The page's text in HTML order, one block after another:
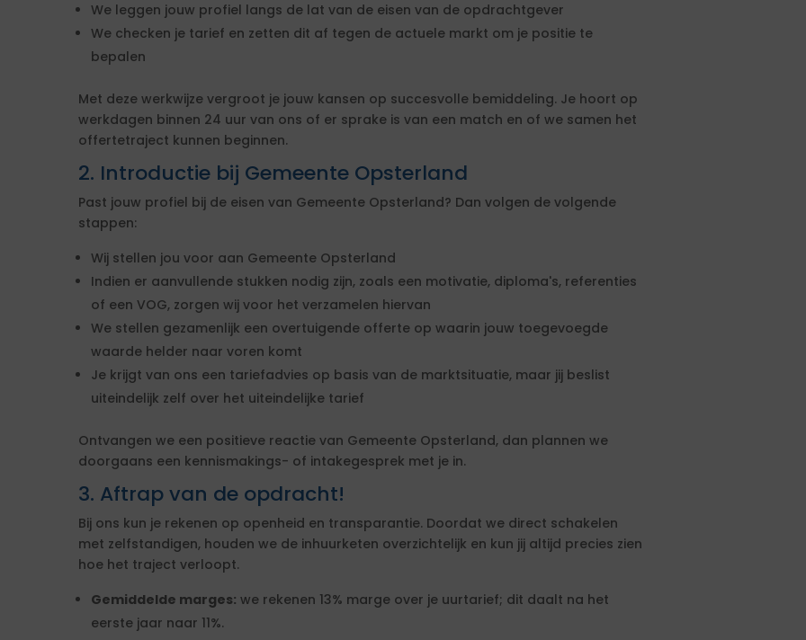
We leggen jouw profiel langs de lat van de eisen van de opdrachtgever
We checken je tarief en zetten dit af tegen de actuele markt om je positie te
bepalen
Met deze werkwijze vergroot je jouw kansen op succesvolle bemiddeling. Je hoort op
werkdagen binnen 24 uur van ons of er sprake is van een match en of we samen het
offertetraject kunnen beginnen.
2. Introductie bij Gemeente Opsterland
Past jouw profiel bij de eisen van Gemeente Opsterland? Dan volgen de volgende
stappen:
Wij stellen jou voor aan Gemeente Opsterland
Indien er aanvullende stukken nodig zijn, zoals een motivatie, diploma's, referenties
of een VOG, zorgen wij voor het verzamelen hiervan
We stellen gezamenlijk een overtuigende offerte op waarin jouw toegevoegde
waarde helder naar voren komt
Je krijgt van ons een tariefadvies op basis van de marktsituatie, maar jij beslist
uiteindelijk zelf over het uiteindelijke tarief
Ontvangen we een positieve reactie van Gemeente Opsterland, dan plannen we
doorgaans een kennismakings- of intakegesprek met je in.
3. Aftrap van de opdracht!
Bij ons kun je rekenen op openheid en transparantie. Doordat we direct schakelen
met zelfstandigen, houden we de inhuurketen overzichtelijk en kun jij altijd precies zien
hoe het traject verloopt.
Gemiddelde marges: we rekenen 13% marge over je uurtarief; dit daalt na het
eerste jaar naar 11%.